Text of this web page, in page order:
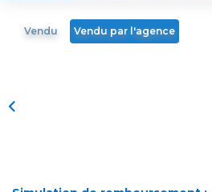
EXTRANET
Vendu Vendu par l'agence